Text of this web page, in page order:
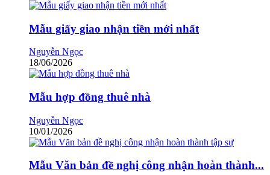
Mẫu giấy giao nhận tiền mới nhất
Nguyễn Ngọc
18/06/2026
Mẫu hợp đồng thuê nhà
Nguyễn Ngọc
10/01/2026
Mẫu Văn bản đề nghị công nhận hoàn thành...